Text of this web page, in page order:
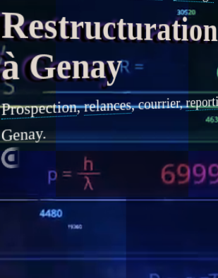
Restructuration
à Genay
Prospection,relances, courrier,
Genay.